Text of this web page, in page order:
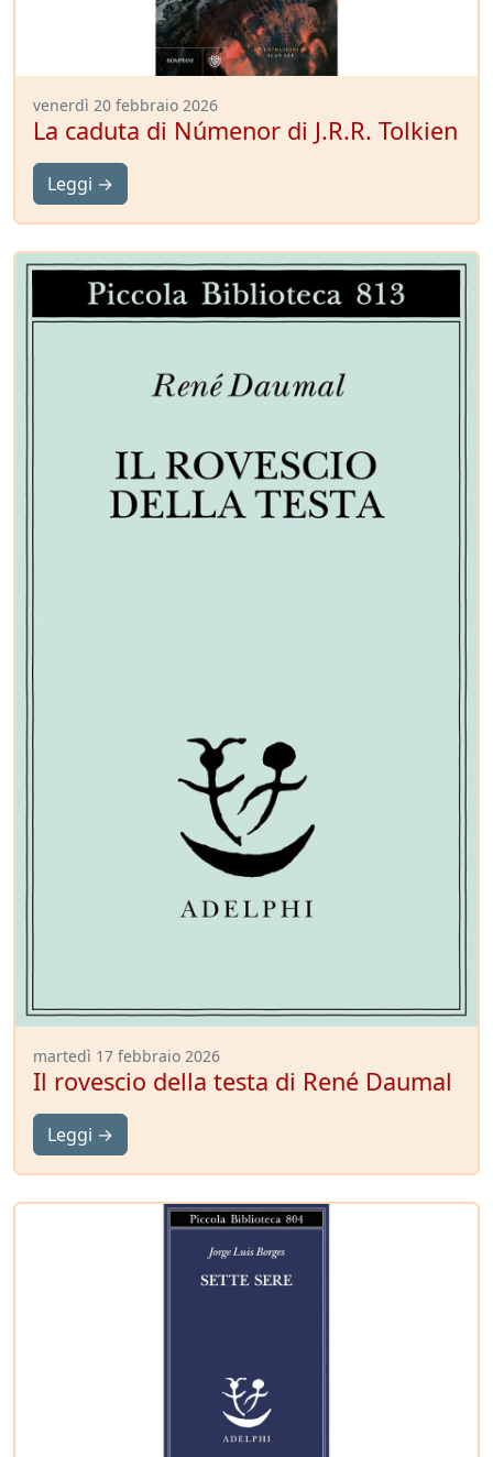
venerdì 20 febbraio 2026
La caduta di Númenor di J.R.R. Tolkien
Leggi →
martedì 17 febbraio 2026
Il rovescio della testa di René Daumal
Leggi →